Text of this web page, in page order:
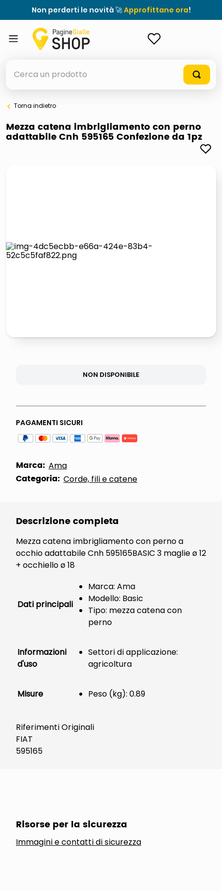
Non perderti le novità 🚀Approfittane ora!
elenchi telefonici
orologio parete
pattumiera raccolta differenziata
Torna indietro
Mezza catena imbrigliamento con perno
adattabile Cnh 595165 Confezione da 1pz
NON DISPONIBILE
PAGAMENTI SICURI
Marca: Ama
Categoria: Corde, fili e catene
Descrizione completa
Mezza catena imbrigliamento con perno a
occhio adattabile Cnh 595165BASIC 3 maglie ø 12
+ occhiello ø 18
Dati principali
Marca: Ama
Modello: Basic
Tipo: mezza catena con
perno
Informazioni
d'uso
Settori di applicazione:
agricoltura
Misure Peso (kg): 0.89
Riferimenti Originali
FIAT
595165
Risorse per la sicurezza
Immagini e contatti di sicurezza